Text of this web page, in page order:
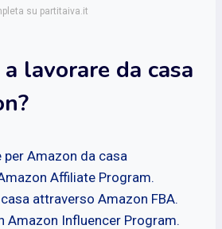
su partitaiva.it
lavorare da casa
per Amazon da casa
Affiliate Program.
attraverso Amazon FBA.
Amazon Influencer Program.